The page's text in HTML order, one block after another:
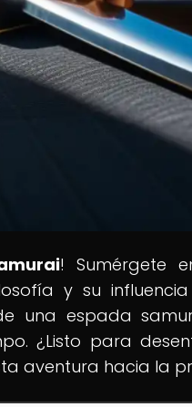
! Sumérgete
y su
una espada
¿Listo para
aventura hacia la